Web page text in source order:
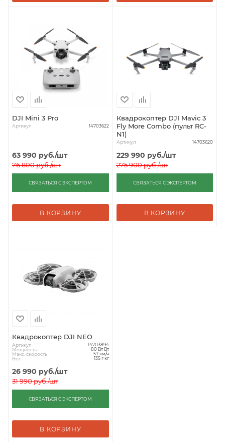
DJI Mini 3 Pro
Артикул 14703622
63 990 руб./шт
76 800руб./шт
СВЯЗАТЬСЯ С ЭКСПЕРТОМ
В КОРЗИНУ
Квадрокоптер DJI Mavic 3
Fly More Combo (пульт RC-
N1)
Артикул 14703620
229 990 руб./шт
275 900руб./шт
СВЯЗАТЬСЯ С ЭКСПЕРТОМ
В КОРЗИНУ
Квадрокоптер DJI NEO
Артикул 14703894
Мощность 80 Вт Вт
Макс. скорость 57 км/ч
Вес 135 г кг
26 990 руб./шт
31 990руб./шт
СВЯЗАТЬСЯ С ЭКСПЕРТОМ
В КОРЗИНУ